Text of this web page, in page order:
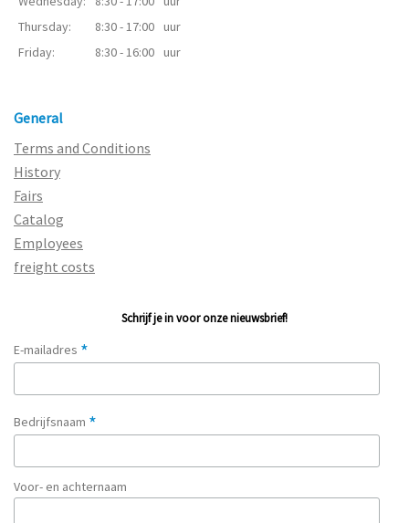
Thursday:
8:30 - 17:00 uur
Friday:
8:30 - 16:00 uur
General
Terms and Conditions
History
Fairs
Catalog
Employees
freight costs
Schrijf je in voor onze nieuwsbrief!
E-mailadres *
Bedrijfsnaam *
Voor- en achternaam